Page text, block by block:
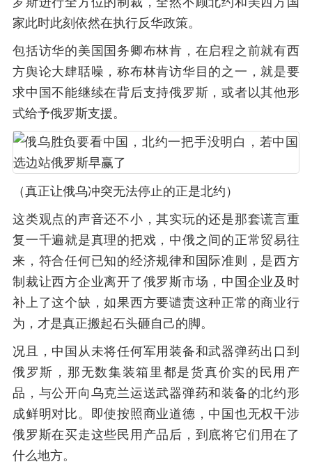
家此时此刻依然在执行反华政策。
包括访华的美国国务卿布林肯，在启程之前就有西
方舆论大肆聒噪，称布林肯访华目的之一，就是要
求中国不能继续在背后支持俄罗斯，或者以其他形
式给予俄罗斯支援。
（真正让俄乌冲突无法停止的正是北约）
这类观点的声音还不小，其实玩的还是那套谎言重
复一千遍就是真理的把戏，中俄之间的正常贸易往
来，符合任何已知的经济规律和国际准则，是西方
制裁让西方企业离开了俄罗斯市场，中国企业及时
补上了这个缺，如果西方要谴责这种正常的商业行
为，才是真正搬起石头砸自己的脚。
况且，中国从未将任何军用装备和武器弹药出口到
俄罗斯，那无数集装箱里都是货真价实的民用产
品，与公开向乌克兰运送武器弹药和装备的北约形
成鲜明对比。即使按照商业道德，中国也无权干涉
俄罗斯在买走这些民用产品后，到底将它们用在了
什么地方。